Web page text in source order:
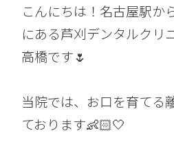
こんにちは！名古屋駅か
にある芦刈デンタルクリ
高橋です🌷
当院では、お口を育てる
ております👶🏻🤍